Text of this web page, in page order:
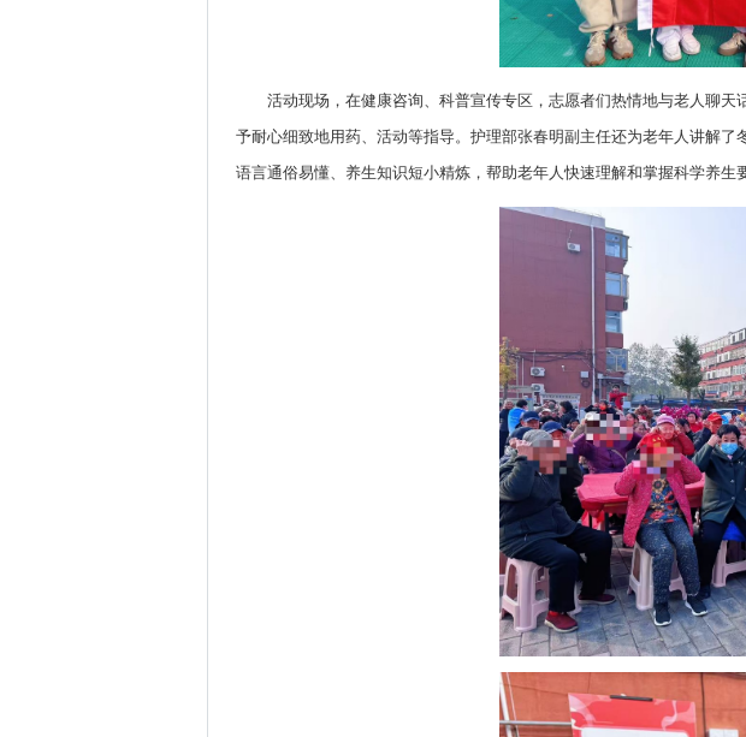
活动现场，在健康咨询、科普宣传专区，志愿者们热情地与老人聊
予耐心细致地用药、活动等指导。护理部张春明副主任还为老年人讲解
语言通俗易懂、养生知识短小精炼，帮助老年人快速理解和掌握科学养生